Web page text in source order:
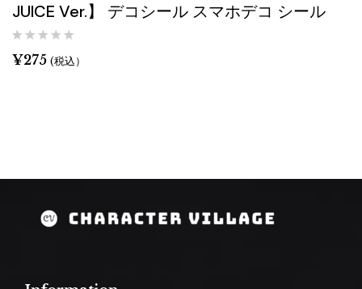
JUICE Ver.】 デコシール スマホデコ シール
¥275 (税込）